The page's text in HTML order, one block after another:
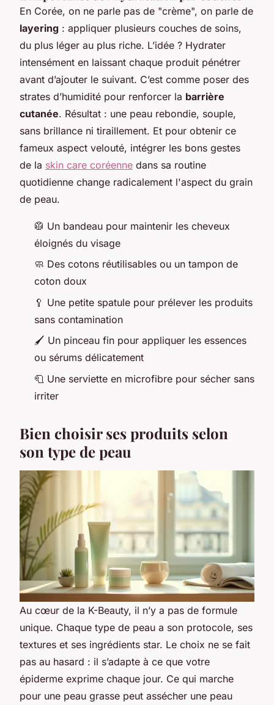
En Corée, on ne parle pas de "crème", on parle de
layering : appliquer plusieurs couches de soins,
du plus léger au plus riche. L’idée ? Hydrater
intensément en laissant chaque produit pénétrer
avant d’ajouter le suivant. C’est comme poser des
strates d’humidité pour renforcer la barrière
cutanée. Résultat : une peau rebondie, souple,
sans brillance ni tiraillement. Et pour obtenir ce
fameux aspect velouté, intégrer les bons gestes
de la skin care coréenne dans sa routine
quotidienne change radicalement l'aspect du grain
de peau.
🥼 Un bandeau pour maintenir les cheveux
éloignés du visage
🧼 Des cotons réutilisables ou un tampon de
coton doux
🥄 Une petite spatule pour prélever les produits
sans contamination
🖌️ Un pinceau fin pour appliquer les essences
ou sérums délicatement
🧻 Une serviette en microfibre pour sécher sans
irriter
Bien choisir ses produits selon
son type de peau
Au cœur de la K-Beauty, il n’y a pas de formule
unique. Chaque type de peau a son protocole, ses
textures et ses ingrédients star. Le choix ne se fait
pas au hasard : il s’adapte à ce que votre
épiderme exprime chaque jour. Ce qui marche
pour une peau grasse peut assécher une peau